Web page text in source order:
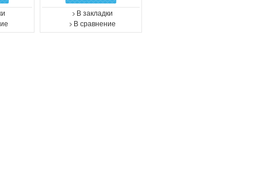
В закладки
В сравнение